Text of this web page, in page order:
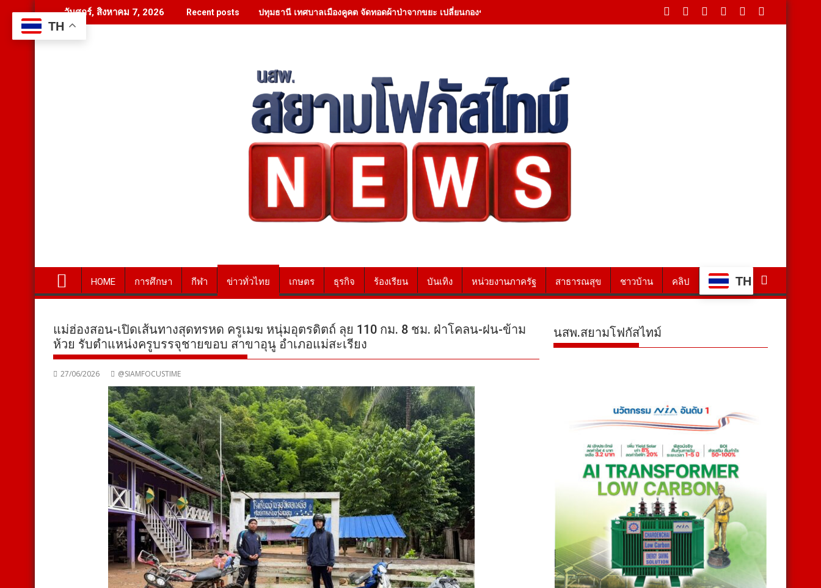
to
content
วันศุกร์, สิงหาคม 7, 2026 Recent posts ปทุมธานี เทศบาลเมืองคูคต จัดทอดผ้าป่าจากขยะ เปลี่ยนกองขยะเป็นกองบุญ
HOME การศึกษา กีฬา ข่าวทั่วไทย เกษตร ธุรกิจ ร้องเรียน บันเทิง หน่วยงานภาครัฐ สาธารณสุข ชาวบ้าน คลิป TH
แม่ฮ่องสอน-เปิดเส้นทางสุดทรหด ครูเมฆ หนุ่มอุตรดิตถ์ ลุย 110 กม. 8 ชม. ฝ่าโคลน-ฝน-ข้าม
ห้วย รับตำแหน่งครูบรรจุชายขอบ สาขาอุนู อำเภอแม่สะเรียง
27/06/2026 @SIAMFOCUSTIME
นสพ.สยามโฟกัสไทม์
TH